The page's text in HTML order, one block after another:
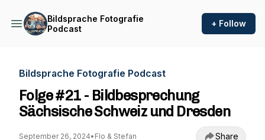
Bildsprache Fotografie
Podcast
+ Follow
Bildsprache Fotografie Podcast
Folge #21 - Bildbesprechung
Sächsische Schweiz und Dresden
September 26, 2024• Flo & Stefan Share